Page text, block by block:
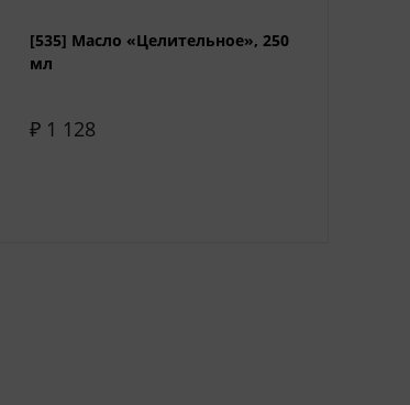
[535] Масло «Целительное», 250
мл
₽ 1 128